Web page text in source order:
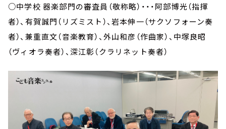
○中学校 器楽部門の審査員（敬称略）・・・阿部博光（指揮
者）、有賀誠門（リズミスト）、岩本伸一（サクソフォーン奏
者）、兼重直文（音楽教育）、外山和彦（作曲家）、中塚良昭
（ヴィオラ奏者）、深江彰（クラリネット奏者）